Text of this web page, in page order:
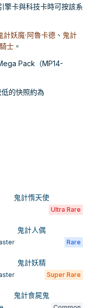
擎卡與科技卡時可按該系
計妖魔·阿魯卡德 、 鬼計
士 。
Pack（MP14-
的快照約為
鬼計惰天使
Ultra Rare
鬼計人偶
Rare
鬼計妖精
Super Rare
鬼計食屍鬼